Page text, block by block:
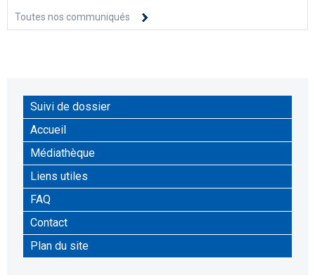
Toutes nos communiqués
Suivi de dossier
Accueil
Médiathèque
Liens utiles
FAQ
Contact
Plan du site